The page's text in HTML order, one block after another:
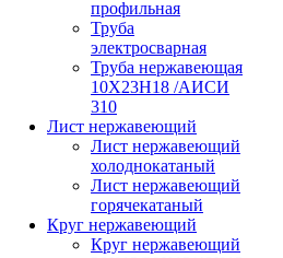
профильная
Труба
электросварная
Труба нержавеющая
10Х23Н18 /АИСИ
310
Лист нержавеющий
Лист нержавеющий
холоднокатаный
Лист нержавеющий
горячекатаный
Круг нержавеющий
Круг нержавеющий